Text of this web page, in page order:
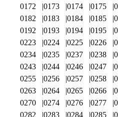
0172
0173 0174 0175
0182
0183 0184 0185
0192
0193 0194 0195
0223
0224 0225 0226
0234
0235 0237 0238
0243
0244 0246 0247
0255
0256 0257 0258
0263
0264 0265 0266
0270
0274 0276 0277
0282
0283 0284 0285